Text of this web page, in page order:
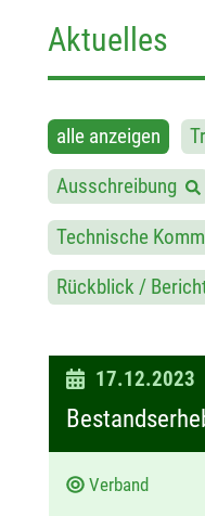
Aktuelles
alle anzeigen
Ausschreibung
Technische
Rückblick /
D
a
m
17.12.2023
Verband